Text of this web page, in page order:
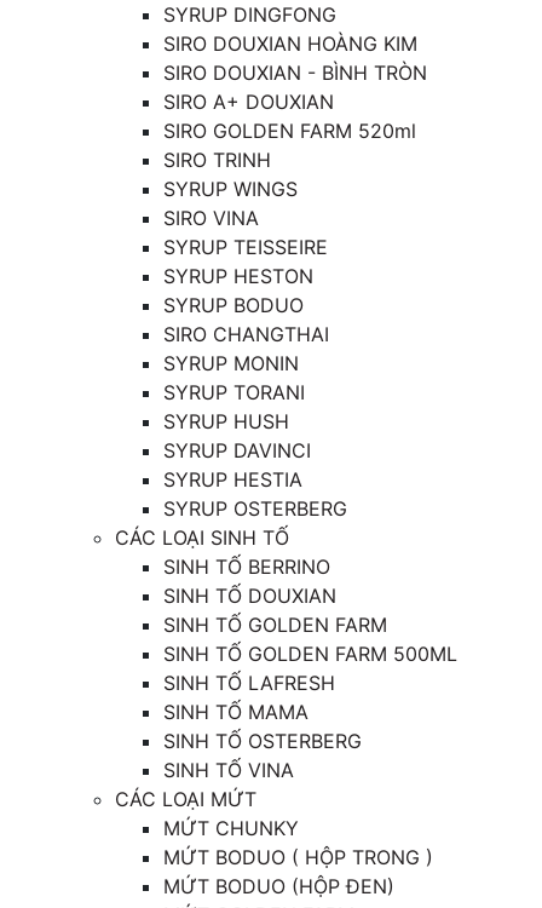
SYRUP DINGFONG
SIRO DOUXIAN HOÀNG KIM
SIRO DOUXIAN - BÌNH TRÒN
SIRO A+ DOUXIAN
SIRO GOLDEN FARM 520ml
SIRO TRINH
SYRUP WINGS
SIRO VINA
SYRUP TEISSEIRE
SYRUP HESTON
SYRUP BODUO
SIRO CHANGTHAI
SYRUP MONIN
SYRUP TORANI
SYRUP HUSH
SYRUP DAVINCI
SYRUP HESTIA
SYRUP OSTERBERG
CÁC LOẠI SINH TỐ
SINH TỐ BERRINO
SINH TỐ DOUXIAN
SINH TỐ GOLDEN FARM
SINH TỐ GOLDEN FARM 500ML
SINH TỐ LAFRESH
SINH TỐ MAMA
SINH TỐ OSTERBERG
SINH TỐ VINA
CÁC LOẠI MỨT
MỨT CHUNKY
MỨT BODUO ( HỘP TRONG )
MỨT BODUO (HỘP ĐEN)